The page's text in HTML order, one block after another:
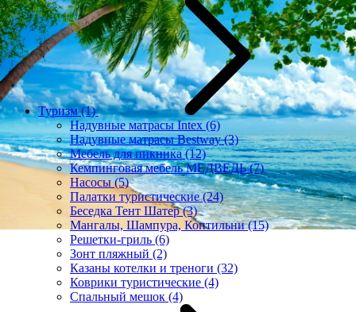
Туризм(1)
Надувные матрасы Intex(6)
Надувные матрасы Bestway(3)
Мебель для пикника(12)
Кемпинговая мебель МЕДВЕДЬ(7)
Насосы(5)
Палатки туристические(24)
Беседка Тент Шатер(3)
Мангалы, Шампура, Коптильни(15)
Решетки-гриль (6)
Зонт пляжный (2)
Казаны котелки и треноги (32)
Коврики туристические (4)
Спальный мешок (4)